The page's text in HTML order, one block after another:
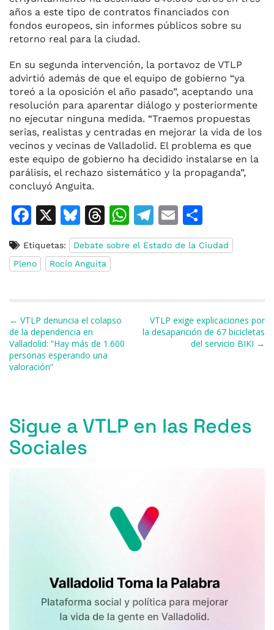
años a este tipo de contratos financiados con
fondos europeos, sin informes públicos sobre su
retorno real para la ciudad.
En su segunda intervención, la portavoz de VTLP
advirtió además de que el equipo de gobierno “ya
toreó a la oposición el año pasado”, aceptando una
resolución para aparentar diálogo y posteriormente
no ejecutar ninguna medida. “Traemos propuestas
serias, realistas y centradas en mejorar la vida de los
vecinos y vecinas de Valladolid. El problema es que
este equipo de gobierno ha decidido instalarse en la
parálisis, el rechazo sistemático y la propaganda”,
concluyó Anguita.
F
c
e
o
o
k
X
Bl
u
e
s
y
T
h
re
a
s
W
h
at
T
el
e
m
E
m
ai
o
m
ti
r
Etiquetas:
Debate sobre el Estado de la Ciudad
Pleno
Rocío Anguita
Navegación de entradas
← VTLP denuncia el colapso
de la dependencia en
Valladolid: “Hay más de 1.600
personas esperando una
valoración”
VTLP exige explicaciones por
la desaparición de 67 bicicletas
del servicio BIKI →
Sigue a VTLP en las Redes
Sociales